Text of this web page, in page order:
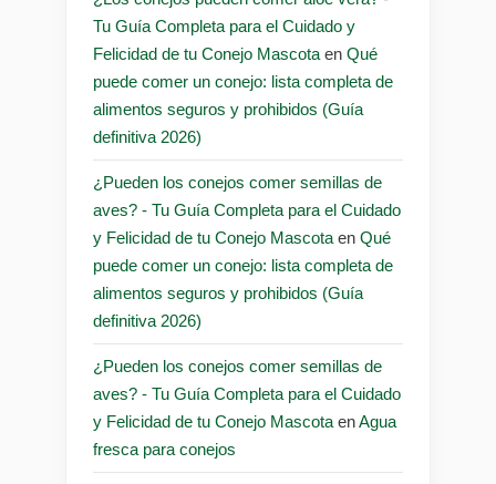
Tu Guía Completa para el Cuidado y
Felicidad de tu Conejo Mascota en Qué
puede comer un conejo: lista completa de
alimentos seguros y prohibidos (Guía
definitiva 2026)
¿Pueden los conejos comer semillas de
aves? - Tu Guía Completa para el Cuidado
y Felicidad de tu Conejo Mascota en Qué
puede comer un conejo: lista completa de
alimentos seguros y prohibidos (Guía
definitiva 2026)
¿Pueden los conejos comer semillas de
aves? - Tu Guía Completa para el Cuidado
y Felicidad de tu Conejo Mascota enAgua
fresca para conejos